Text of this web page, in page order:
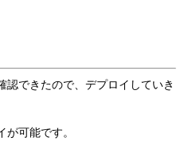
認できたので、デプロイしていき
可能です。